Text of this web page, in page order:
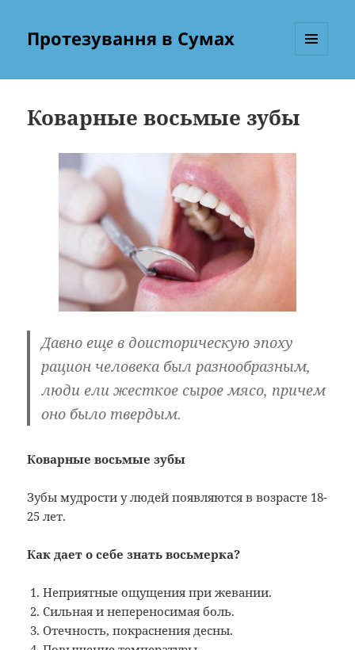
Протезування в Сумах
Коварные восьмые зубы
Давно еще в доисторическую эпоху
рацион человека был разнообразным,
люди ели жесткое сырое мясо, причем
оно было твердым.
Коварные восьмые зубы
Зубы мудрости у людей появляются в возрасте 18-
25 лет.
Как дает о себе знать восьмерка?
Неприятные ощущения при жевании.
Сильная и непереносимая боль.
Отечность, покраснения десны.